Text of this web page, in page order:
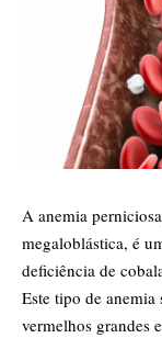
A anemia
megaloblástica, é
deficiência de
Este tipo de
vermelhos grandes